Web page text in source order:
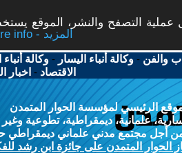
التصفح والنشر، الموقع
More info - المزيد
والفن -وكالة أنباء اليسار -وكالة أنباء
الاقتصاد - اخبار
الرئيسي لمؤسسة الحوار المتمدن
علمانية، ديمقراطية، تطوعية وغير
أجل مجتمع مدني علماني ديمقراطي
الحوار المتمدن على جائزة ابن رشد